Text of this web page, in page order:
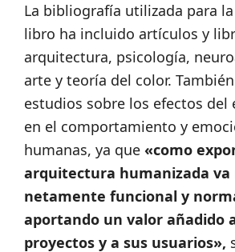
La bibliografía utilizada para
libro ha incluido artículos y
arquitectura, psicología,
arte y teoría del color.
estudios sobre los efectos del
en el comportamiento y
humanas, ya que «como
arquitectura humanizada va
netamente funcional y
aportando un valor añadido
proyectos y a sus usuarios»,